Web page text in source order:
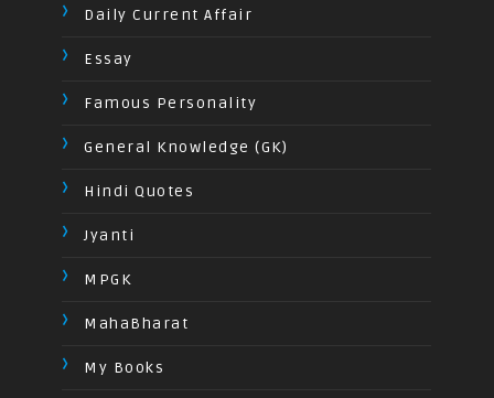
Daily Current Affair
Essay
Famous Personality
General Knowledge (GK)
Hindi Quotes
Jyanti
MPGK
MahaBharat
My Books